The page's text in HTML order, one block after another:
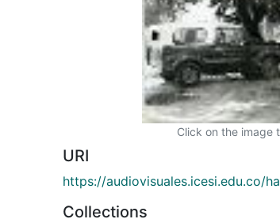
Click on the image
URI
https://audiovisuales.icesi.edu.co/
Collections